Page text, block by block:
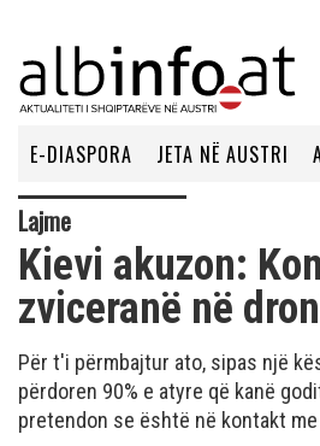
E-DIASPORA JETA NË AUSTRI
Lajme
Kievi akuzon:
zviceranë në
Për t'i përmbajtur ato, sipas një
përdoren 90% e atyre që kanë
pretendon se është në kontakt